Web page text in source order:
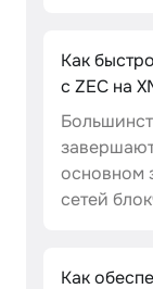
Как
с ZEC на
основном
сетей
Как